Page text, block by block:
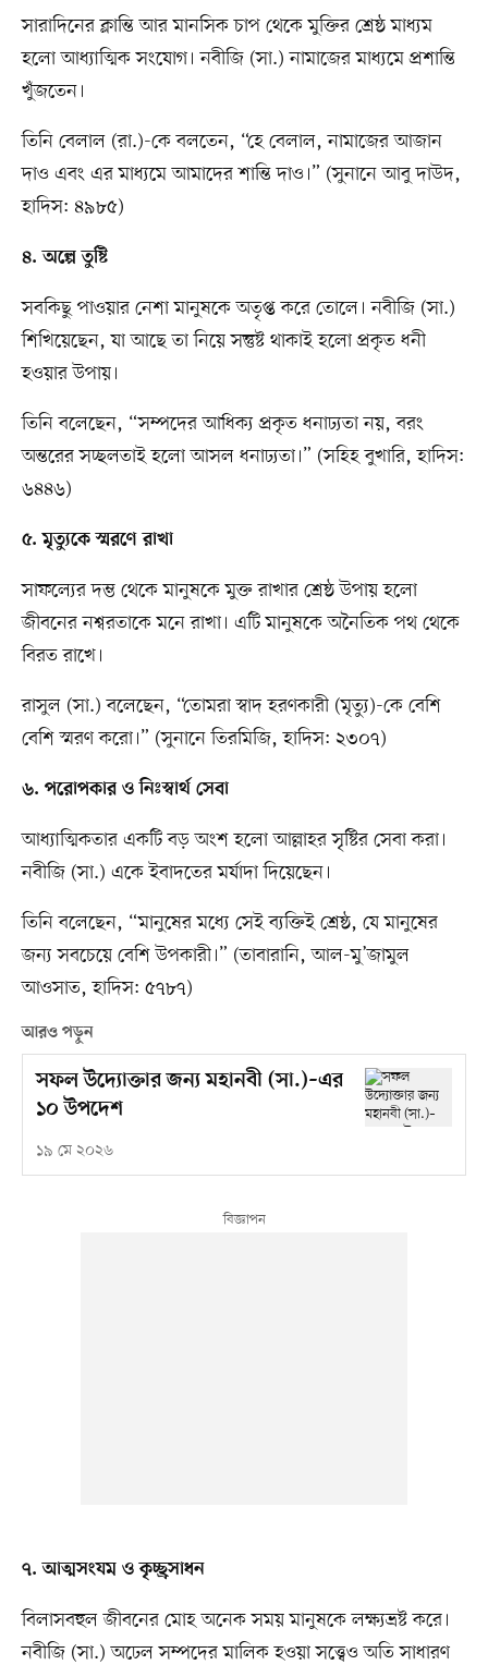
সারাদিনের ক্লান্তি আর মানসিক চাপ থেকে মুক্তির শ্রেষ্ঠ মাধ্যম
হলো আধ্যাত্মিক সংযোগ। নবীজি (সা.) নামাজের মাধ্যমে প্রশান্তি
খুঁজতেন।
তিনি বেলাল (রা.)-কে বলতেন, “হে বেলাল, নামাজের আজান
দাও এবং এর মাধ্যমে আমাদের শান্তি দাও।” (সুনানে আবু দাউদ,
হাদিস: ৪৯৮৫)
৪. অল্পে তুষ্টি
সবকিছু পাওয়ার নেশা মানুষকে অতৃপ্ত করে তোলে। নবীজি (সা.)
শিখিয়েছেন, যা আছে তা নিয়ে সন্তুষ্ট থাকাই হলো প্রকৃত ধনী
হওয়ার উপায়।
তিনি বলেছেন, “সম্পদের আধিক্য প্রকৃত ধনাঢ্যতা নয়, বরং
অন্তরের সচ্ছলতাই হলো আসল ধনাঢ্যতা।” (সহিহ বুখারি, হাদিস:
৬৪৪৬)
৫. মৃত্যুকে স্মরণে রাখা
সাফল্যের দম্ভ থেকে মানুষকে মুক্ত রাখার শ্রেষ্ঠ উপায় হলো
জীবনের নশ্বরতাকে মনে রাখা। এটি মানুষকে অনৈতিক পথ থেকে
বিরত রাখে।
রাসুল (সা.) বলেছেন, “তোমরা স্বাদ হরণকারী (মৃত্যু)-কে বেশি
বেশি স্মরণ করো।” (সুনানে তিরমিজি, হাদিস: ২৩০৭)
৬. পরোপকার ও নিঃস্বার্থ সেবা
আধ্যাত্মিকতার একটি বড় অংশ হলো আল্লাহর সৃষ্টির সেবা করা।
নবীজি (সা.) একে ইবাদতের মর্যাদা দিয়েছেন।
তিনি বলেছেন, “মানুষের মধ্যে সেই ব্যক্তিই শ্রেষ্ঠ, যে মানুষের
জন্য সবচেয়ে বেশি উপকারী।” (তাবারানি, আল-মু’জামুল
আওসাত, হাদিস: ৫৭৮৭)
আরও পড়ুন
সফল উদ্যোক্তার জন্য মহানবী (সা.)–এর
১০ উপদেশ
১৯ মে ২০২৬
৭. আত্মসংযম ও কৃচ্ছ্রসাধন
বিলাসবহুল জীবনের মোহ অনেক সময় মানুষকে লক্ষ্যভ্রষ্ট করে।
নবীজি (সা.) অঢেল সম্পদের মালিক হওয়া সত্ত্বেও অতি সাধারণ